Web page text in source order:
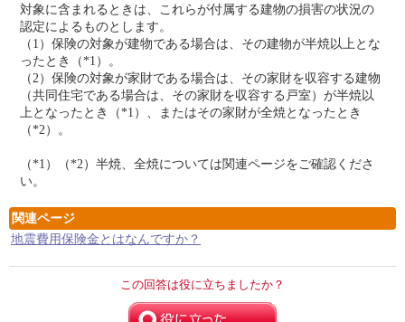
対象に含まれるときは、これらが付属する建物の損害の状況の
認定によるものとします。
（1）保険の対象が建物である場合は、その建物が半焼以上とな
ったとき（*1）。
（2）保険の対象が家財である場合は、その家財を収容する建物
（共同住宅である場合は、その家財を収容する戸室）が半焼以
上となったとき（*1）、またはその家財が全焼となったとき
（*2）。
（*1）（*2）半焼、全焼については関連ページをご確認くださ
い。
関連ページ
地震費用保険金とはなんですか？
この回答は役に立ちましたか？